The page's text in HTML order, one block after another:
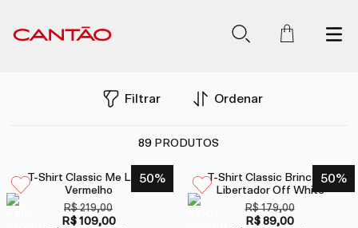
Filtrar Ordenar
89 PRODUTOS
50%
T-Shirt Classic Me Leva
Vermelho
R$ 219,00
R$ 109,00
50%
T-Shirt Classic Brincar É
Libertador Off White
R$ 179,00
R$ 89,00